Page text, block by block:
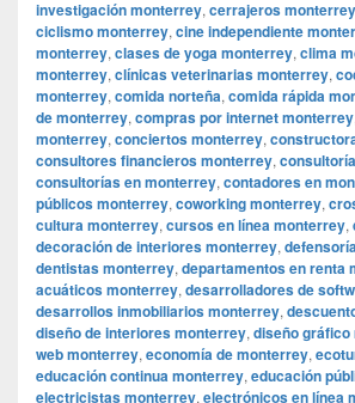
investigación monterrey, cerrajeros monterrey
ciclismo monterrey, cine independiente
monterrey, clases de yoga monterrey, clima
monterrey, clínicas veterinarias monterrey,
monterrey, comida norteña, comida rápida
de monterrey, compras por internet monterrey
monterrey, conciertos monterrey,
consultores financieros monterrey,
consultorías en monterrey, contadores en
públicos monterrey, coworking monterrey,
cultura monterrey, cursos en línea monterrey,
decoración de interiores monterrey,
dentistas monterrey, departamentos en renta
acuáticos monterrey, desarrolladores de
desarrollos inmobiliarios monterrey,
diseño de interiores monterrey, diseño
web monterrey, economía de monterrey,
educación continua monterrey, educación
electricistas monterrey, electrónicos en línea